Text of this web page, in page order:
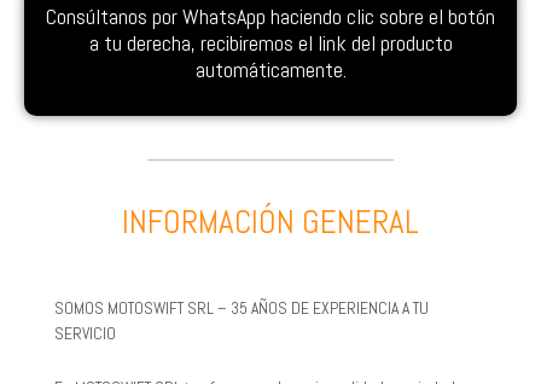
Consúltanos por WhatsApp haciendo clic sobre el botón
a tu derecha, recibiremos el link del producto
automáticamente.
INFORMACIÓN GENERAL
SOMOS MOTOSWIFT SRL – 35 AÑOS DE EXPERIENCIA A TU
SERVICIO